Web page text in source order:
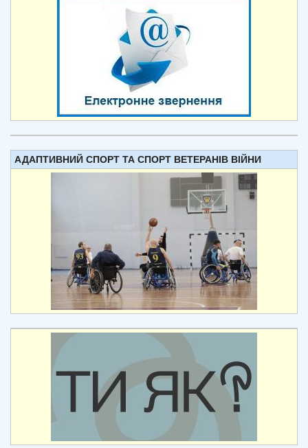
АДАПТИВНИЙ СПОРТ ТА СПОРТ ВЕТЕРАНІВ ВІЙНИ